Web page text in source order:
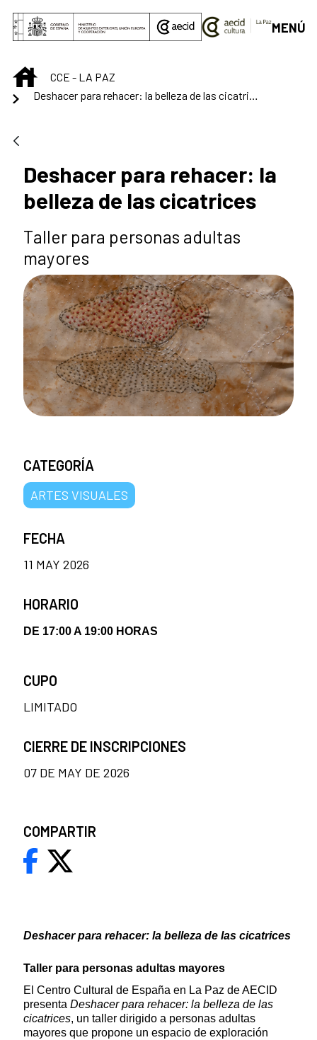
Skip to Main Content
MENÚ
INICIOCCE - LA PAZ
Deshacer para rehacer: la belleza de las cicatrices
Deshacer para rehacer: la
belleza de las cicatrices
Taller para personas adultas
mayores
Deshacer para rehacer: la belleza de las cicatrices
Taller para personas adultas mayores
El Centro Cultural de España en La Paz de AECID
presenta Deshacer para rehacer: la belleza de las
cicatrices, un taller dirigido a personas adultas
mayores que propone un espacio de exploración
CATEGORÍA
ARTES VISUALES
FECHA
11 MAY 2026
HORARIO
DE 17:00 A 19:00 HORAS
CUPO
LIMITADO
CIERRE DE INSCRIPCIONES
07 DE MAY DE 2026
COMPARTIR